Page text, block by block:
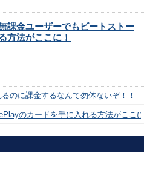
課金ユーザーでもビートストー
方法がここに！
のに課金するなんて勿体ないぞ！！
のカードを手に入れる方法がここ